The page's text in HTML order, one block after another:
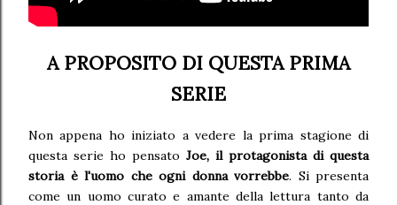
A PROPOSITO DI QUESTA PRIMA
SERIE
Non appena ho iniziato a vedere la prima stagione di
questa serie ho pensato Joe, il protagonista di questa
storia è l'uomo che ogni donna vorrebbe. Si presenta
come un uomo curato e amante della lettura tanto da